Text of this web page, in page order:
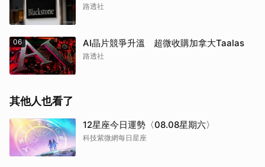
路透社
06 AI晶片競爭升溫 超微收購加拿大Taalas
路透社
其他人也看了
12星座今日運勢〈08.08星期六〉
科技紫微網每日星座